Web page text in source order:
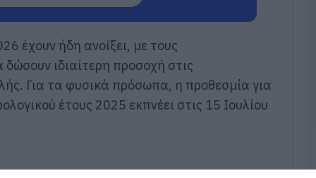
έχουν ήδη ανοίξει, με τους
ιδιαίτερη προσοχή στις
Για τα φυσικά πρόσωπα, η προθεσμία για
έτους 2025 εκπνέει στις 15 Ιουλίου